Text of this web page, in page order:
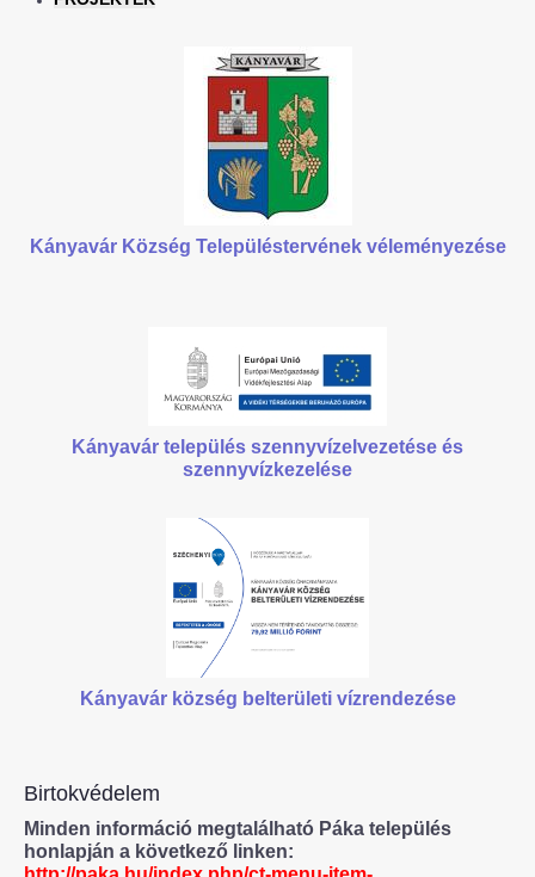
Kányavár Község Településtervének véleményezése
Kányavár település szennyvízelvezetése és
szennyvízkezelése
Kányavár község belterületi vízrendezése
Birtokvédelem
Minden információ megtalálható Páka település
honlapján a következő linken: